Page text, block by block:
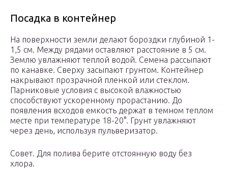
Посадка в контейнер
На поверхности земли делают бороздки глубиной 1-
1,5 см. Между рядами оставляют расстояние в 5 см.
Землю увлажняют теплой водой. Семена рассыпают
по канавке. Сверху засыпают грунтом. Контейнер
накрывают прозрачной пленкой или стеклом.
Парниковые условия с высокой влажностью
способствуют ускоренному прорастанию. До
появления всходов емкость держат в темном теплом
месте при температуре 18-20°. Грунт увлажняют
через день, используя пульверизатор.
Совет. Для полива берите отстоянную воду без
хлора.